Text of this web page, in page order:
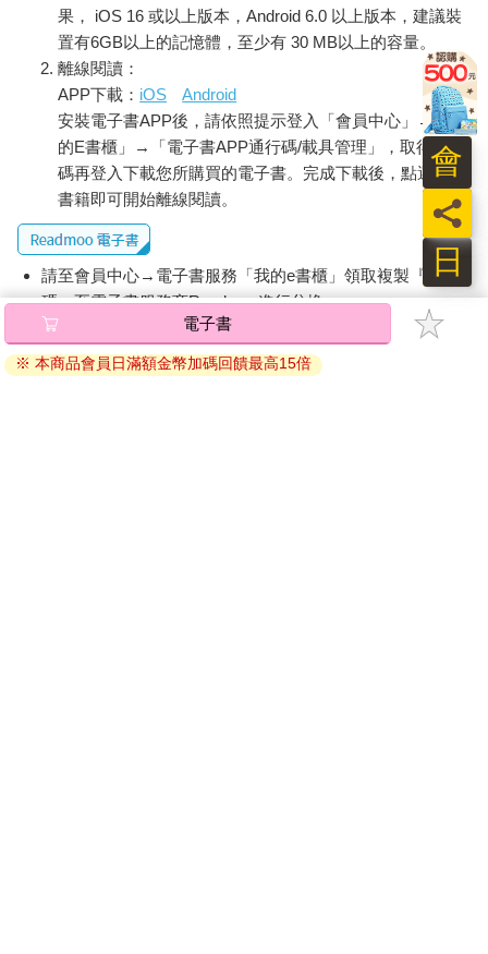
果， iOS 16 或以上版本，Android 6.0 以上版本，建議裝
置有6GB以上的記憶體，至少有 30 MB以上的容量。
離線閱讀：
APP下載： iOS
Android
安裝電子書APP後，請依照提示登入「會員中心」→「我
的E書櫃」→「電子書APP通行碼/載具管理」，取得通行
碼再登入下載您所購買的電子書。完成下載後，點選任一
書籍即可開始離線閱讀。
請至會員中心→電子書服務「我的e書櫃」領取複製『兌換
碼』至電子書服務商Readmoo進行兌換。
退換貨須知：
因版權保護，您在金石堂所購買的電子書僅能以金石堂專屬
日
員
會